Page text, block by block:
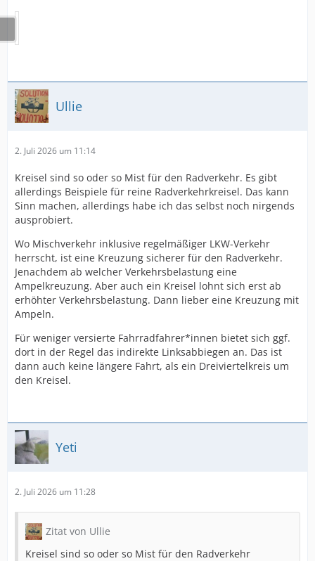
Ullie
2. Juli 2026 um 11:14
Kreisel sind so oder so Mist für den Radverkehr. Es gibt
allerdings Beispiele für reine Radverkehrkreisel. Das kann
Sinn machen, allerdings habe ich das selbst noch nirgends
ausprobiert.
Wo Mischverkehr inklusive regelmäßiger LKW-Verkehr
herrscht, ist eine Kreuzung sicherer für den Radverkehr.
Jenachdem ab welcher Verkehrsbelastung eine
Ampelkreuzung. Aber auch ein Kreisel lohnt sich erst ab
erhöhter Verkehrsbelastung. Dann lieber eine Kreuzung mit
Ampeln.
Für weniger versierte Fahrradfahrer*innen bietet sich ggf.
dort in der Regel das indirekte Linksabbiegen an. Das ist
dann auch keine längere Fahrt, als ein Dreiviertelkreis um
den Kreisel.
Yeti
2. Juli 2026 um 11:28
Zitat von Ullie
Kreisel sind so oder so Mist für den Radverkehr